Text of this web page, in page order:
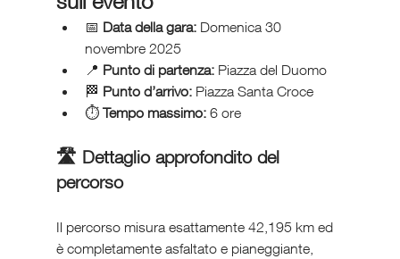
📅 Data della gara: Domenica 30
novembre 2025
📍 Punto di partenza: Piazza del Duomo
🏁 Punto d’arrivo: Piazza Santa Croce
⏱️ Tempo massimo: 6 ore
🛣️ Dettaglio approfondito del
percorso
Il percorso misura esattamente 42,195 km ed
è completamente asfaltato e pianeggiante,